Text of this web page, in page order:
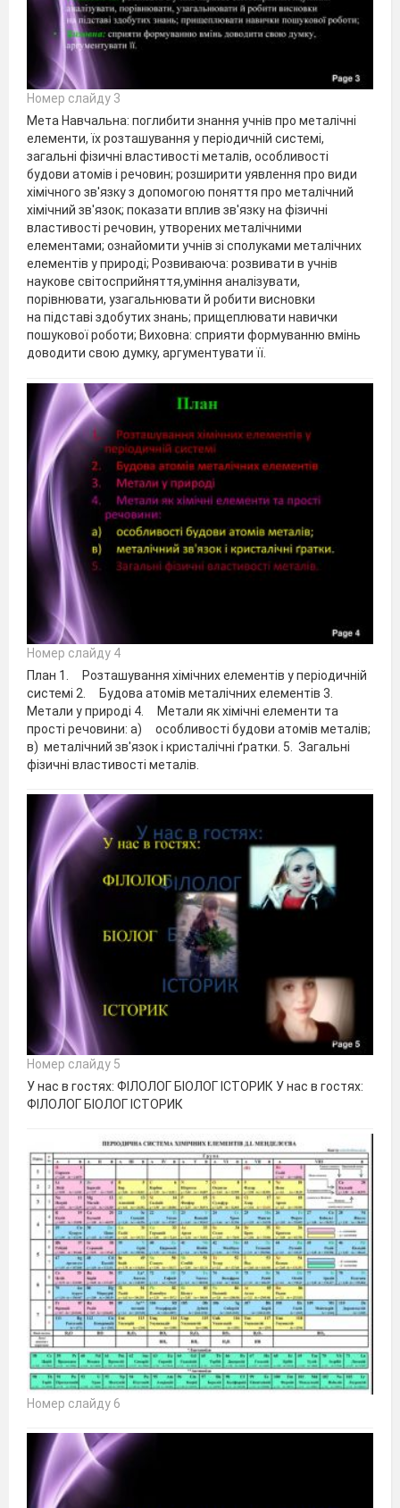
Номер слайду 3
Мета Навчальна: поглибити знання учнів про металічні
елементи, їх розташування у періодичній системі,
загальні фізичні властивості металів, особливості
будови атомів і речовин; розширити уявлення про види
хімічного зв'язку з допомогою поняття про металічний
хімічний зв'язок; показати вплив зв'язку на фізичні
властивості речовин, утворених металічними
елементами; ознайомити учнів зі сполуками металічних
елементів у природі; Розвиваюча: розвивати в учнів
наукове світосприйняття,уміння аналізувати,
порівнювати, узагальнювати й робити висновки
на підставі здобутих знань; прищеплювати навички
пошукової роботи; Виховна: сприяти формуванню вмінь
доводити свою думку, аргументувати її.
Номер слайду 4
План 1. Розташування хімічних елементів у періодичній
системі 2. Будова атомів металічних елементів 3.
Метали у природі 4. Метали як хімічні елементи та
прості речовини: a) особливості будови атомів металів;
в) металічний зв'язок і кристалічні ґратки. 5. Загальні
фізичні властивості металів.
Номер слайду 5
У нас в гостях: ФІЛОЛОГ БІОЛОГ ІСТОРИК У нас в гостях:
ФІЛОЛОГ БІОЛОГ ІСТОРИК
Номер слайду 6